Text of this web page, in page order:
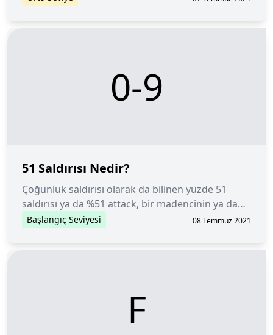
0-9
51 Saldırısı Nedir?
Çoğunluk saldırısı olarak da bilinen yüzde 51
saldırısı ya da %51 attack, bir madencinin ya da
madenci grubunun, ağın hesaplama gücünün
Başlangıç Seviyesi 08 Temmuz 2021
F